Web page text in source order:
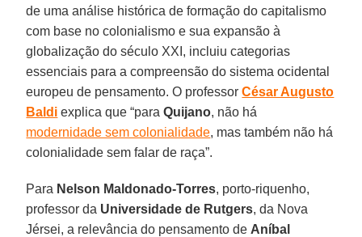
de uma análise histórica de formação do capitalismo
com base no colonialismo e sua expansão à
globalização do século XXI, incluiu categorias
essenciais para a compreensão do sistema ocidental
europeu de pensamento. O professorCésar Augusto
Baldi explica que “paraQuijano, não há
modernidade sem colonialidade, mas também não há
colonialidade sem falar de raça”.
Para Nelson Maldonado-Torres, porto-riquenho,
professor da Universidade de Rutgers, da Nova
Jérsei, a relevância do pensamento de Aníbal